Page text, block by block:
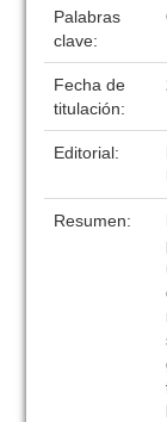
Palabras
clave:
Fecha de
titulación:
Editorial:
Resumen: